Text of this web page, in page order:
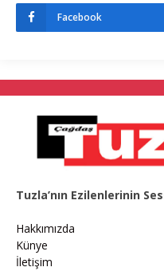
Facebook
Tuzla’nın Ezilenlerinin
Hakkımızda
Künye
İletişim